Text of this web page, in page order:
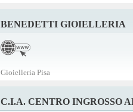
BENEDETTI GIOIELLERIA
Gioielleria Pisa
C.I.A. CENTRO INGROSSO